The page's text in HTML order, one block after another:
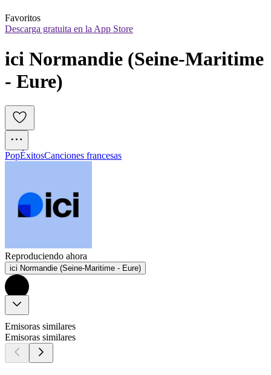
Favoritos
Descarga gratuita en la App Store
ici Normandie (Seine-Maritime
- Eure)
PopÉxitosCanciones francesas
Reproduciendo ahora
ici Normandie (Seine-Maritime - Eure)
Emisoras similares
Emisoras similares